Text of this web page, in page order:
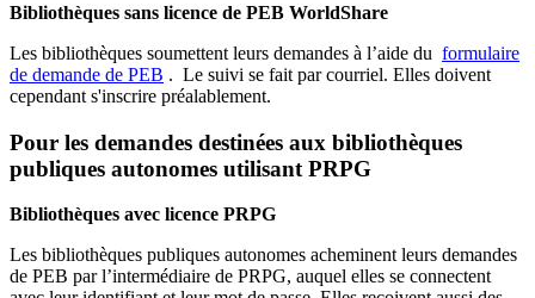
Bibliothèques sans licence de PEB WorldShare
Les bibliothèques soumettent leurs demandes à l’aide du formulaire
de demande de PEB . Le suivi se fait par courriel. Elles doivent
cependant s'inscrire préalablement.
Pour les demandes destinées aux bibliothèques
publiques autonomes utilisant PRPG
Bibliothèques avec licence PRPG
Les bibliothèques publiques autonomes acheminent leurs demandes
de PEB par l’intermédiaire de PRPG, auquel elles se connectent